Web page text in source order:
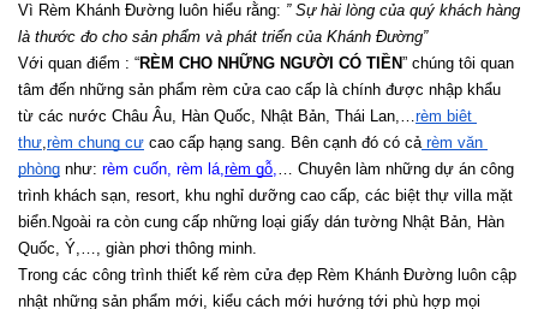
Vì Rèm Khánh Đường luôn hiểu rằng: ” Sự hài lòng của quý khách hàng
là thước đo cho sản phẩm và phát triển của Khánh Đường”
Với quan điểm : “RÈM CHO NHỮNG NGƯỜI CÓ TIỀN” chúng tôi quan
tâm đến những sản phẩm rèm cửa cao cấp là chính được nhập khẩu
từ các nước Châu Âu, Hàn Quốc, Nhật Bản, Thái Lan,… rèm biệt
thự rèm chung cư cao cấp hạng sang. Bên cạnh đó có cả rèm văn
phòng như: rèm cuốn rèm lá rèm gỗ
… Chuyên làm những dự án công
trình khách sạn, resort, khu nghỉ dưỡng cao cấp, các biệt thự villa mặt
biển.Ngoài ra còn cung cấp những loại giấy dán tường Nhật Bản, Hàn
Quốc, Ý,…, giàn phơi thông minh.
Trong các công trình thiết kế rèm cửa đẹp Rèm Khánh Đường luôn cập
nhật những sản phẩm mới, kiểu cách mới hướng tới phù hợp mọi